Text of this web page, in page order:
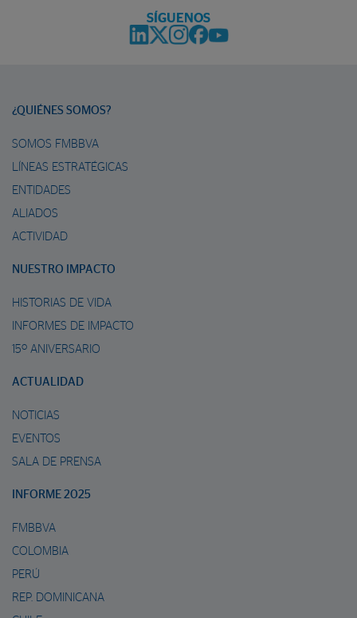
SÍGUENOS
¿QUIÉNES SOMOS?
SOMOS FMBBVA
LÍNEAS ESTRATÉGICAS
ENTIDADES
ALIADOS
ACTIVIDAD
NUESTRO IMPACTO
HISTORIAS DE VIDA
INFORMES DE IMPACTO
15º ANIVERSARIO
ACTUALIDAD
NOTICIAS
EVENTOS
SALA DE PRENSA
INFORME 2025
FMBBVA
COLOMBIA
PERÚ
REP. DOMINICANA